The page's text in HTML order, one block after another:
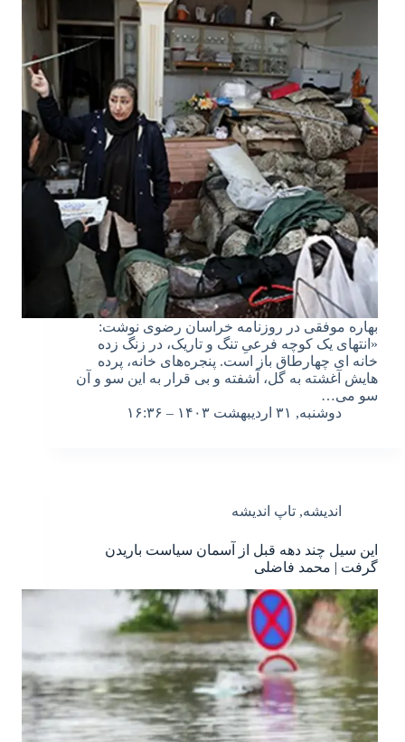
بهاره موفقی در روزنامه خراسان رضوی نوشت:
«انتهای یک کوچه فرعیِ تنگ و تاریک، در زنگ زده
خانه ای چهارطاق باز است. پنجره‌های خانه، پرده
هایش آغشته به گل، آشفته و بی قرار به این سو و آن
سو می…
دوشنبه, ۳۱ اردیبهشت ۱۴۰۳ – ۱۶:۳۶
اندیشه, تاپ اندیشه
این سیل چند دهه قبل از آسمان سیاست باریدن
گرفت | محمد فاضلی